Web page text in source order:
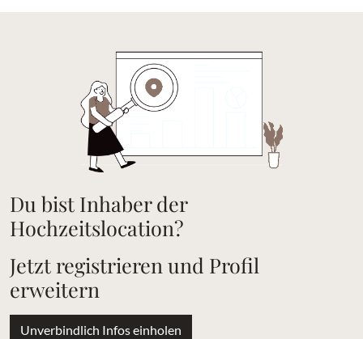
Du bist Inhaber der
Hochzeitslocation?
Jetzt registrieren und Profil
erweitern
Unverbindlich Infos einholen